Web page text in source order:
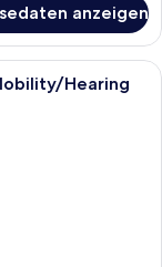
anzeigen
mit Bett,
Hearing